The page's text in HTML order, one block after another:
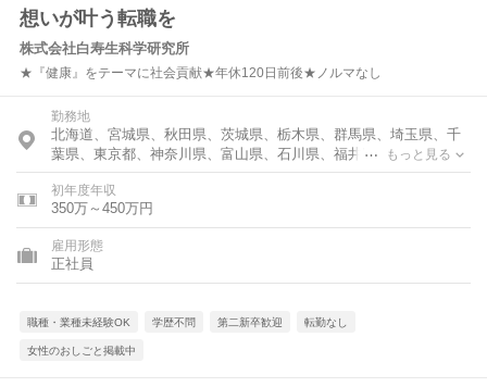
想いが叶う転職を
株式会社白寿生科学研究所
★『健康』をテーマに社会貢献★年休120日前後★ノルマなし
勤務地
北海道、宮城県、秋田県、茨城県、栃木県、群馬県、埼玉県、千
葉県、東京都、神奈川県、富山県、石川県、福井県、岐阜県、愛
知県、滋賀県、京都府、大阪府、兵庫県、奈良県、和歌山県、鳥
取県、岡山県、広島県、山口県、香川県、福岡県、佐賀県、熊本
県、宮崎県、鹿児島県
もっと見る
初年度年収
350万～450万円
雇用形態
正社員
職種・業種未経験OK 学歴不問 第二新卒歓迎 転勤なし
女性のおしごと掲載中